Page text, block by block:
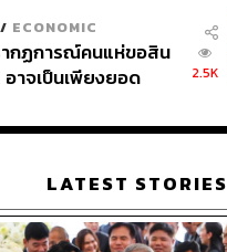
/ ECONOMIC
ากฏการณ์คนแห่ขอสิน
อาจเป็นเพียงยอด
กซุกไว้
2.5K
LATEST STORIES